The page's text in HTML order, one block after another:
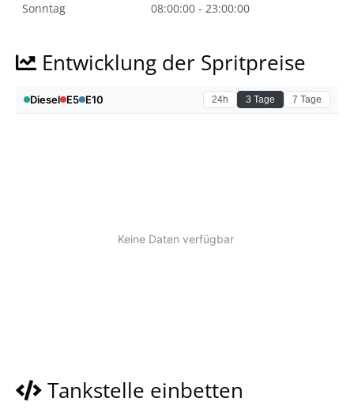
Sonntag
08:00:00 - 23:00:00
Entwicklung der Spritpreise
Tankstelle einbetten